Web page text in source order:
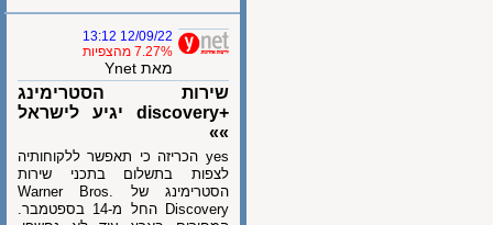
12/09/22 13:12
7.27% מהצפיות
מאת Ynet
שירות הסטרימינג
+discovery יגיע לישראל
yes הכריזה כי תאפשר ללקוחותיה
לצפות בתשלום בתכני שירות
הסטרימינג של Warner Bros.
Discovery החל מ-14 בספטמבר.